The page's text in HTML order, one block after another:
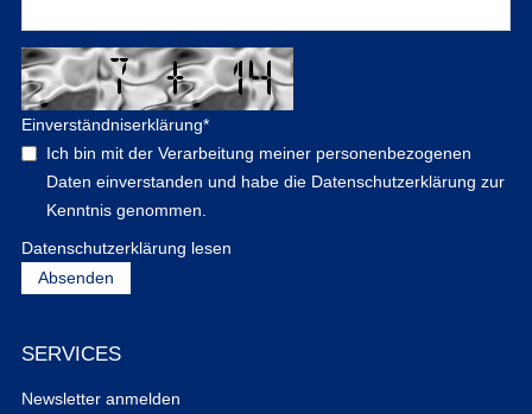
Einverständniserklärung*
Ich bin mit der Verarbeitung meiner personenbezogenen
Daten einverstanden und habe die Datenschutzerklärung zur
Kenntnis genommen.
Datenschutzerklärung lesen
SERVICES
Newsletter anmelden